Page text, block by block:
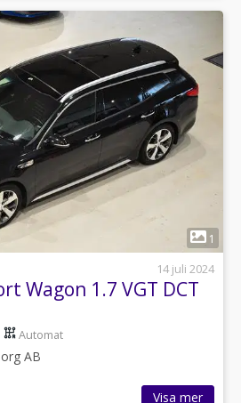
1
14 juli 2024
Wagon 1.7 VGT DCT
Automat
AB
Visa mer